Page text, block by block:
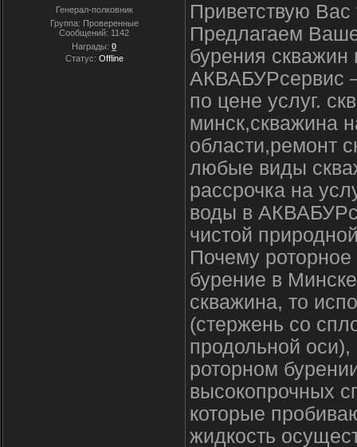
Генерал-полковник
Группа: Проверенные
Сообщений: 1142
Награды: 0
Статус: Offline
Приветствую
Предлагаем
бурения
АКВАБУРсервис
по цене услуг.
минск,скважина
области,ремонт
любые виды
рассрочка на
воды в
чистой
Почему
бурение в
скважина, то
(стержень со
продольной
роторном
высокопрочных
которые
жидкость